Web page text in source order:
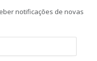
notificações de novas